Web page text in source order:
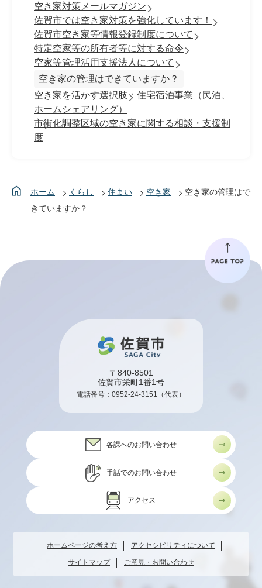
空き家対策メールマガジン
佐賀市では空き家対策を強化しています！
佐賀市空き家等情報登録制度について
特定空家等の所有者等に対する命令
空家等管理活用支援法人について
空き家の管理はできていますか？
空き家を活かす選択肢：住宅宿泊事業（民泊、
ホームシェアリング）
市街化調整区域の空き家に関する相談・支援制
度
ホーム くらし 住まい 空き家
空き家の管理はで
きていますか？
〒840-8501
佐賀市栄町1番1号
電話番号： 0952-24-3151 （代表）
各課へのお問い合わせ
手話でのお問い合わせ
アクセス
ホームページの考え方 アクセシビリティについて
サイトマップ ご意見・お問い合わせ